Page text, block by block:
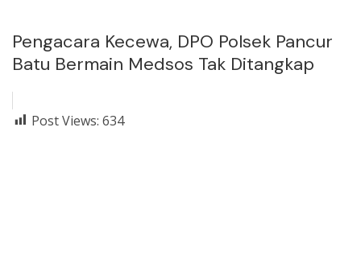
Pengacara Kecewa, DPO Polsek Pancur
Batu Bermain Medsos Tak Ditangkap
Post Views: 634